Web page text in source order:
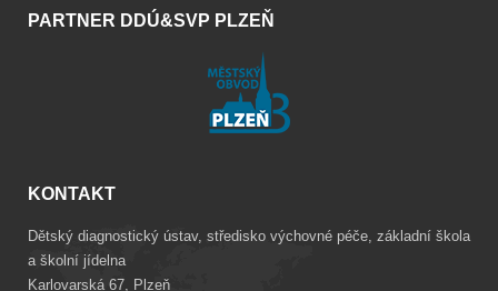
PARTNER DDÚ&SVP PLZEŇ
KONTAKT
Dětský diagnostický ústav, středisko výchovné péče, základní škola
a školní jídelna
Karlovarská 67, Plzeň